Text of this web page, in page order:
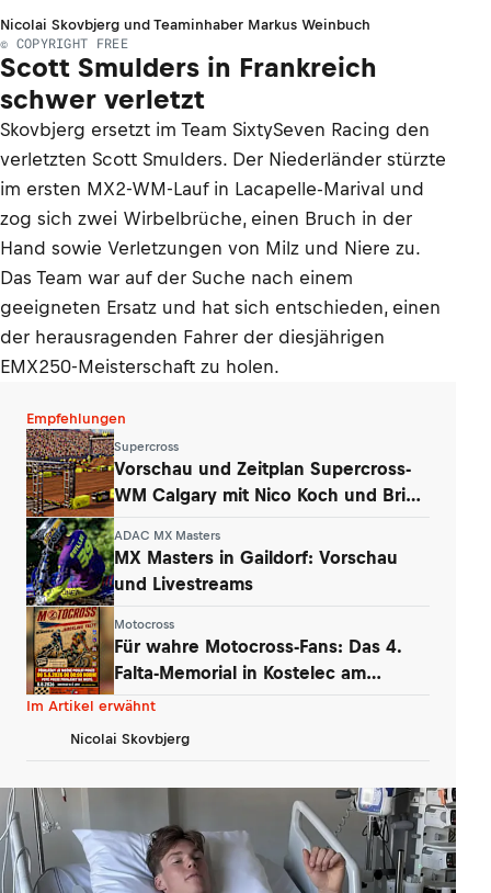
Nicolai Skovbjerg und Teaminhaber Markus Weinbuch
© COPYRIGHT FREE
Scott Smulders in Frankreich
schwer verletzt
Skovbjerg ersetzt im Team SixtySeven Racing den
verletzten Scott Smulders. Der Niederländer stürzte
im ersten MX2-WM-Lauf in Lacapelle-Marival und
zog sich zwei Wirbelbrüche, einen Bruch in der
Hand sowie Verletzungen von Milz und Niere zu.
Das Team war auf der Suche nach einem
geeigneten Ersatz und hat sich entschieden, einen
der herausragenden Fahrer der diesjährigen
EMX250-Meisterschaft zu holen.
Empfehlungen
Supercross
Vorschau und Zeitplan Supercross-
WM Calgary mit Nico Koch und Brian
ADAC MX Masters
MX Masters in Gaildorf: Vorschau
und Livestreams
Motocross
Für wahre Motocross-Fans: Das 4.
Falta-Memorial in Kostelec am
Wochenende
Im Artikel erwähnt
Nicolai Skovbjerg